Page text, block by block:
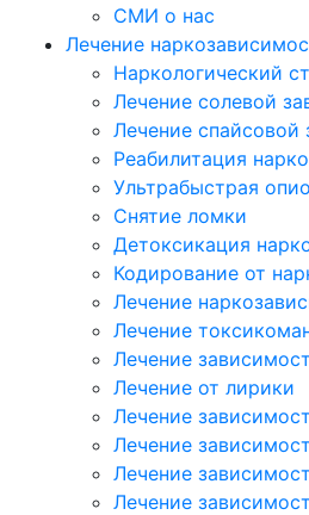
СМИ о нас
Лечение
Наркологический
Лечение солевой
Лечение спайсовой
Реабилитация
Ультрабыстрая
Снятие ломки
Детоксикация
Кодирование от
Лечение
Лечение
Лечение
Лечение от лирики
Лечение
Лечение
Лечение
Лечение